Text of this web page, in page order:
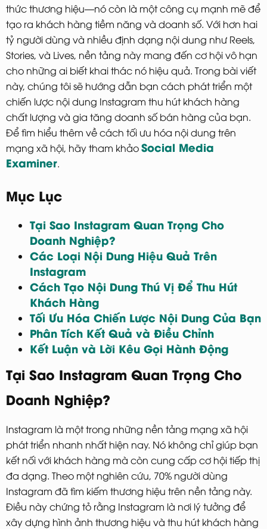
thức thương hiệu—nó còn là một công cụ mạnh mẽ để
tạo ra khách hàng tiềm năng và doanh số. Với hơn hai
tỷ người dùng và nhiều định dạng nội dung như Reels,
Stories, và Lives, nền tảng này mang đến cơ hội vô hạn
cho những ai biết khai thác nó hiệu quả. Trong bài viết
này, chúng tôi sẽ hướng dẫn bạn cách phát triển một
chiến lược nội dung Instagram thu hút khách hàng
chất lượng và gia tăng doanh số bán hàng của bạn.
Để tìm hiểu thêm về cách tối ưu hóa nội dung trên
mạng xã hội, hãy tham khảoSocial Media
Examiner.
Mục Lục
Tại Sao Instagram Quan Trọng Cho
Doanh Nghiệp?
Các Loại Nội Dung Hiệu Quả Trên
Instagram
Cách Tạo Nội Dung Thú Vị Để Thu Hút
Khách Hàng
Tối Ưu Hóa Chiến Lược Nội Dung Của Bạn
Phân Tích Kết Quả và Điều Chỉnh
Kết Luận và Lời Kêu Gọi Hành Động
Tại Sao Instagram Quan Trọng Cho
Doanh Nghiệp?
Instagram là một trong những nền tảng mạng xã hội
phát triển nhanh nhất hiện nay. Nó không chỉ giúp bạn
kết nối với khách hàng mà còn cung cấp cơ hội tiếp thị
đa dạng. Theo một nghiên cứu, 70% người dùng
Instagram đã tìm kiếm thương hiệu trên nền tảng này.
Điều này chứng tỏ rằng Instagram là nơi lý tưởng để
xây dựng hình ảnh thương hiệu và thu hút khách hàng